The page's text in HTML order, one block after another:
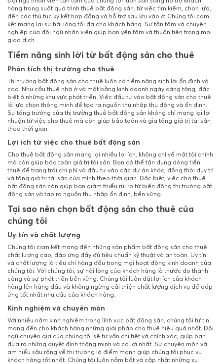
hàng trong suốt quá trình thuê bất động sản, từ việc tìm kiếm, chọn lựa,
đến các thủ tục ký kết hợp đồng và hỗ trợ sau khi vào ở. Chúng tôi cam
kết mang lại sự hài lòng tối đa cho khách hàng. Sự tận tâm và chuyên
nghiệp của đội ngũ nhân viên giúp bạn yên tâm và thuận tiện trong mọi
giao dịch.
Tiềm năng sinh lời từ bất động sản cho thuê
Phân tích thị trường cho thuê
Thị trường bất động sản cho thuê luôn có tiềm năng sinh lời ổn định và
cao. Nhu cầu thuê nhà ở và mặt bằng kinh doanh ngày càng tăng, đặc
biệt ở những khu vực phát triển. Việc đầu tư vào bất động sản cho thuê
là lựa chọn thông minh để tạo ra nguồn thu nhập thụ động và ổn định.
Sự tăng trưởng của thị trường thuê bất động sản không chỉ mang lại lợi
nhuận từ việc cho thuê mà còn giúp bảo toàn và gia tăng giá trị tài sản
theo thời gian.
Lợi ích từ việc cho thuê bất động sản
Cho thuê bất động sản mang lại nhiều lợi ích, không chỉ về mặt tài chính
mà còn giúp bảo toàn giá trị tài sản. Bạn có thể tận dụng dòng tiền
thuê để trang trải chi phí và đầu tư vào các dự án khác, đồng thời duy trì
và tăng giá trị tài sản của mình theo thời gian. Đặc biệt, việc cho thuê
bất động sản còn giúp bạn giảm thiểu rủi ro từ biến động thị trường bất
động sản và tạo ra nguồn thu nhập ổn định, bền vững.
Tại sao nên chọn bất động sản cho thuê của
chúng tôi
Uy tín và chất lượng
Chúng tôi cam kết mang đến những sản phẩm bất động sản cho thuê
chất lượng cao, đáp ứng đầy đủ tiêu chuẩn kỹ thuật và an toàn. Uy tín
và chất lượng là tiêu chí hàng đầu trong mọi hoạt động kinh doanh của
chúng tôi. Với chúng tôi, sự hài lòng của khách hàng là thước đo thành
công và sự phát triển bền vững. Chúng tôi luôn đặt lợi ích của khách
hàng lên hàng đầu và không ngừng cải thiện chất lượng dịch vụ để đáp
ứng tốt nhất nhu cầu của khách hàng.
Kinh nghiệm và chuyên môn
Với nhiều năm kinh nghiệm trong lĩnh vực bất động sản, chúng tôi tự tin
mang đến cho khách hàng những giải pháp cho thuê hiệu quả nhất. Đội
ngũ chuyên gia của chúng tôi sẽ tư vấn chi tiết và chính xác, giúp bạn
đưa ra những quyết định thông minh và có lợi nhất. Sự chuyên môn và
am hiểu sâu rộng về thị trường là điểm mạnh giúp chúng tôi phục vụ
khách hàng tốt nhất. Chúng tôi luôn nắm bắt và cập nhật những xu